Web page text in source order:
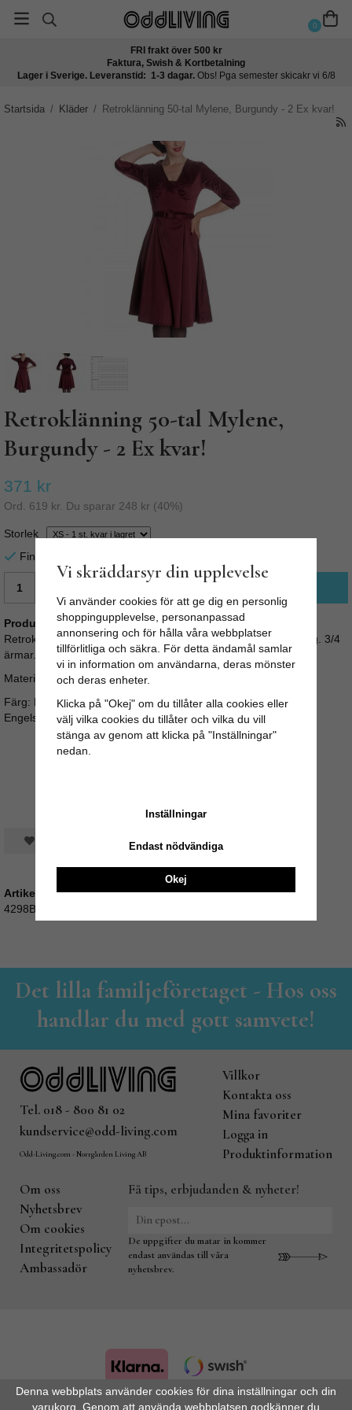
0
FRI frakt över 500 kr
Faktura, Swish & Kortbetalning
Lager i Sverige. Leveranstid: 1-3 dagar. Obs! Pga semester skicakr vi 6/8
Startsida / Kläder / Retroklänning 50-tal Mylene, Burgundy - 2 Ex kvar!
Retroklänning 50-tal Mylene,
Burgundy - 2 Ex kvar!
371 kr
Ord. 619 kr . Du sparar 248 kr (40%)
Storlek
Finns i lager för omgående leverans
Produktbeskrivning:
Retroklänning 50-tal Mylene är en elegant stretchsatin klänning. 3/4
ärmar. Knälång kjol. Matchande bälte i midjan.
Material: 64% Polyester 33% Cotton 3% Elastane.
Färg: Burgundy Sista bilden är sizeguide. Storleksöversättning:
Engelsk/EUstandard/Svensk 8-32/34-XS. 10-36/38-S
Spara som favorit
Artikelnummer:
4298BURG
Det lilla familjeföretaget - Hos oss
handlar du med gott samvete!
Tel. 018 - 800 81 02
kundservice@odd-living.com
Odd-Living.com - Norrgården Living AB
Villkor
Kontakta oss
Mina favoriter
Logga in
Produktinformation
Om oss
Nyhetsbrev
Om cookies
Integritetspolicy
Ambassadör
Få tips, erbjudanden & nyheter!
De uppgifter du matar in kommer
endast användas till våra
nyhetsbrev.
Denna webbplats använder cookies för dina inställningar och din
varukorg. Genom att använda webbplatsen godkänner du
Vi skräddarsyr din upplevelse
Vi använder cookies för att ge dig en personlig
shoppingupplevelse, personanpassad
annonsering och för hålla våra webbplatser
tillförlitliga och säkra. För detta ändamål samlar
vi in information om användarna, deras mönster
och deras enheter.
Klicka på "Okej" om du tillåter alla cookies eller
välj vilka cookies du tillåter och vilka du vill
stänga av genom att klicka på "Inställningar"
nedan.
Inställningar
Endast nödvändiga
Okej